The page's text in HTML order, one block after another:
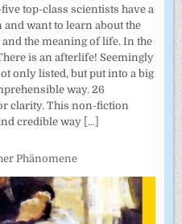
top-class scientists have a
want to learn about the
the meaning of life. In the
is an afterlife! Seemingly
only listed, but put into a big
way. 26
clarity. This non-fiction
credible way [...]
Phänomene